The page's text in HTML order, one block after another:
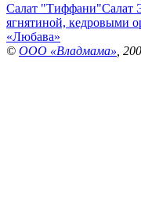
Салат "Тиффани"Салат
ягнятиной, кедровыми
«Любава»
© ООО «Владмама» ,